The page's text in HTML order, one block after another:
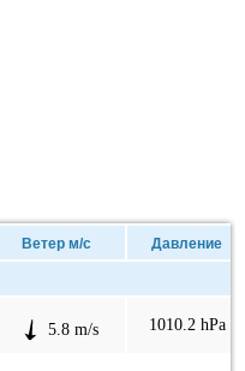
Ветер м/с Давление
5.8 m/s 1010.2 hPa